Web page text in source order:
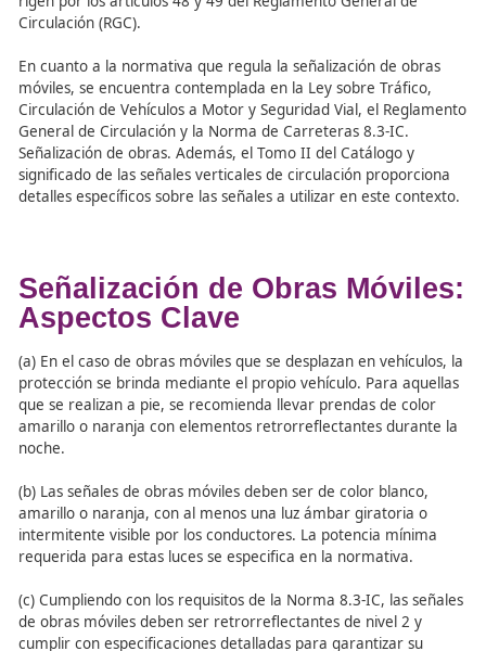
largo de la carretera.
Obras o tareas que se desplazan en intervalos.
Obras o tareas fijas de corta duración, que
señalización móvil por motivos de seguridad y
instalación.
Es importante destacar que estas actividades se
para realizarse durante los momentos de menor
Circulación (RGC).
En cuanto a la normativa que regula la señalización de
Circulación de Vehículos a Motor y Seguridad Vial, el
General de Circulación y la Norma de Carreteras 8.3-IC.
Señalización de obras. Además, el Tomo II del Catálogo
significado de las señales verticales de circulación
Señalización de Obras
Aspectos Clave